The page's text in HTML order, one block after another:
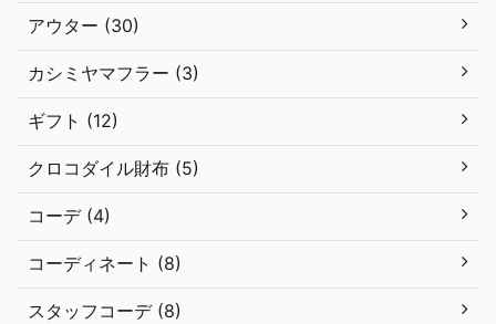
アウター (30)
カシミヤマフラー (3)
ギフト (12)
クロコダイル財布 (5)
コーデ (4)
コーディネート (8)
スタッフコーデ (8)